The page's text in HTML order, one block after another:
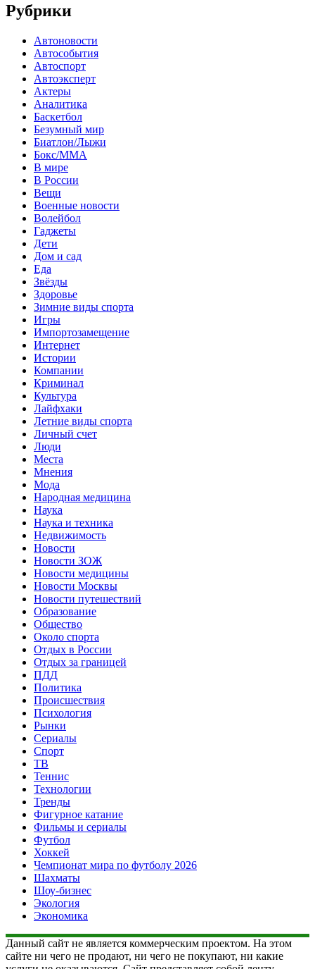
Рубрики
Автоновости
Автособытия
Автоспорт
Автоэксперт
Актеры
Аналитика
Баскетбол
Безумный мир
Биатлон/Лыжи
Бокс/MMA
В мире
В России
Вещи
Военные новости
Волейбол
Гаджеты
Дети
Дом и сад
Еда
Звёзды
Здоровье
Зимние виды спорта
Игры
Импортозамещение
Интернет
Истории
Компании
Криминал
Культура
Лайфхаки
Летние виды спорта
Личный счет
Люди
Места
Мнения
Мода
Народная медицина
Наука
Наука и техника
Недвижимость
Новости
Новости ЗОЖ
Новости медицины
Новости Москвы
Новости путешествий
Образование
Общество
Около спорта
Отдых в России
Отдых за границей
ПДД
Политика
Происшествия
Психология
Рынки
Сериалы
Спорт
ТВ
Теннис
Технологии
Тренды
Фигурное катание
Фильмы и сериалы
Футбол
Хоккей
Чемпионат мира по футболу 2026
Шахматы
Шоу-бизнес
Экология
Экономика
Данный сайт не является коммерческим проектом. На этом
сайте ни чего не продают, ни чего не покупают, ни какие